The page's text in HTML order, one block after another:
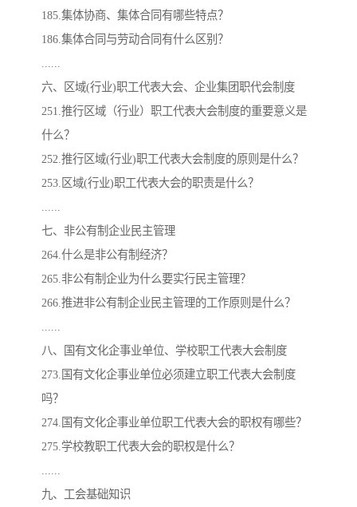
185.集体协商、集体合同有哪些特点？
186.集体合同与劳动合同有什么区别？
......
六、区域(行业)职工代表大会、企业集团职代会制度
251.推行区域（行业）职工代表大会制度的重要意义是
什么？
252.推行区域(行业)职工代表大会制度的原则是什么？
253.区域(行业)职工代表大会的职责是什么？
......
七、非公有制企业民主管理
264.什么是非公有制经济？
265.非公有制企业为什么要实行民主管理？
266.推进非公有制企业民主管理的工作原则是什么？
......
八、国有文化企事业单位、学校职工代表大会制度
273.国有文化企事业单位必须建立职工代表大会制度
吗？
274.国有文化企事业单位职工代表大会的职权有哪些？
275.学校教职工代表大会的职权是什么？
......
九、工会基础知识